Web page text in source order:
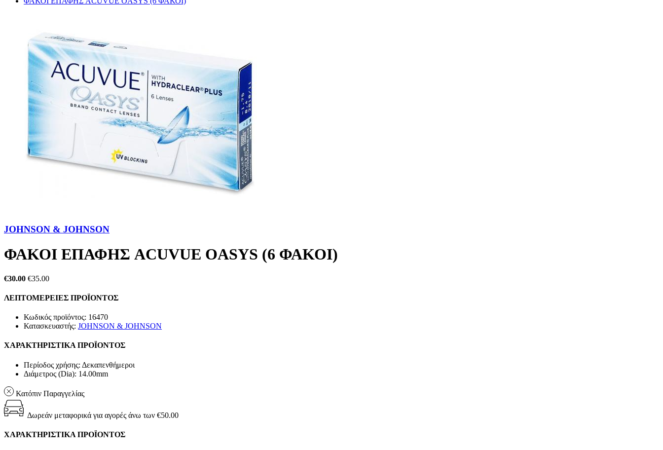
JOHNSON & JOHNSON
ΦΑΚΟΙ ΕΠΑΦΗΣ ACUVUE OASYS (6 ΦΑΚΟΙ)
€30.00 €35.00
ΛΕΠΤΟΜΕΡΕΙΕΣ ΠΡΟΪΟΝΤΟΣ
Κωδικός προϊόντος: 16470
Κατασκευαστής: JOHNSON & JOHNSON
ΧΑΡΑΚΤΗΡΙΣΤΙΚΑ ΠΡΟΪΟΝΤΟΣ
Περίοδος χρήσης: Δεκαπενθήμεροι
Διάμετρος (Dia): 14.00mm
Κατόπιν Παραγγελίας
Δωρεάν μεταφορικά για αγορές άνω των €50.00
ΧΑΡΑΚΤΗΡΙΣΤΙΚΑ ΠΡΟΪΟΝΤΟΣ